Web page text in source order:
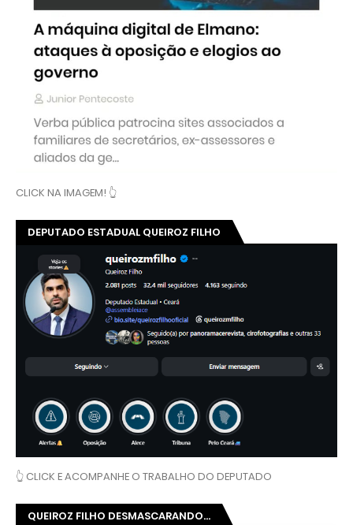
CLICK NA IMAGEM! 👆
DEPUTADO ESTADUAL QUEIROZ FILHO
👆 CLICK E ACOMPANHE O TRABALHO DO DEPUTADO
QUEIROZ FILHO DESMASCARANDO...